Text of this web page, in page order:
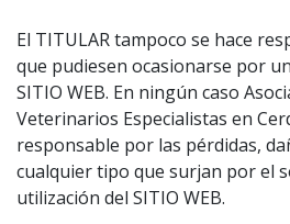
El TITULAR tampoco se hace
que pudiesen ocasionarse por
SITIO WEB. En ningún caso
Veterinarios Especialistas en
responsable por las pérdidas,
cualquier tipo que surjan por el
utilización del SITIO WEB.